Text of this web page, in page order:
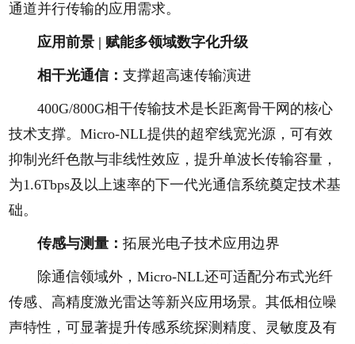
通道并行传输的应用需求。
应用前景 | 赋能多领域数字化升级
相干光通信：支撑超高速传输演进
400G/800G相干传输技术是长距离骨干网的核心
技术支撑。Micro-NLL提供的超窄线宽光源，可有效
抑制光纤色散与非线性效应，提升单波长传输容量，
为1.6Tbps及以上速率的下一代光通信系统奠定技术基
础。
传感与测量：拓展光电子技术应用边界
除通信领域外，Micro-NLL还可适配分布式光纤
传感、高精度激光雷达等新兴应用场景。其低相位噪
声特性，可显著提升传感系统探测精度、灵敏度及有